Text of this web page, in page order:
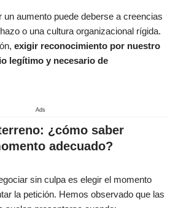
un aumento puede deberse a creencias
o una cultura organizacional rígida.
exigir reconocimiento por nuestro
legítimo y necesario de
Ads
¿cómo saber
adecuado?
sin culpa es elegir el momento
la petición. Hemos observado que las